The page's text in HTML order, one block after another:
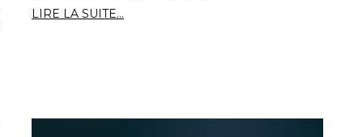
LIRE LA SUITE...